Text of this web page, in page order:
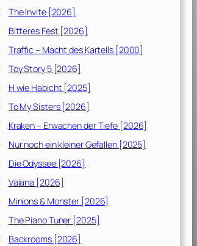
The Invite [2026]
Bitteres Fest [2026]
Traffic – Macht des Kartells [2000]
Toy Story 5 [2026]
H wie Habicht [2025]
To My Sisters [2026]
Kraken – Erwachen der Tiefe [2026]
Nur noch ein kleiner Gefallen [2025]
Die Odyssee [2026]
Vaiana [2026]
Minions & Monster [2026]
The Piano Tuner [2025]
Backrooms [2026]